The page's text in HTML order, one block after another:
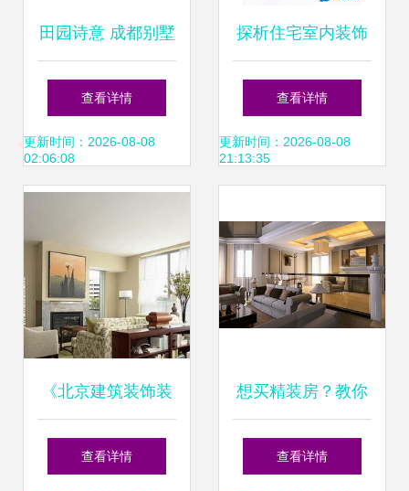
田园诗意 成都别墅
装修的悠然境界
查看详情
更新时间：2026-08-08
02:06:08
探析住宅室内装饰
装修设计规范JGJ
367-2015的核心要
查看详情
更新时间：2026-08-08
21:13:35
《北京建筑装饰装
修管理办法》与住
查看详情
想买精装房？教你
7大诀窍，注意4大
查看详情